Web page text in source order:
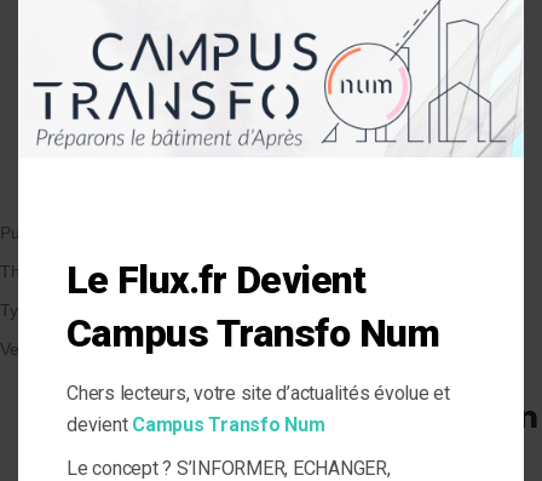
Me prévenir lors d'une réponse à mon
commentaire
Publié le 06/09/2019
Thématique
Types de Bâtiment
Veille et solutions
Le Flux.fr Devient
Campus Transfo Num
Chers lecteurs, votre site d’actualités évolue et
devient Campus Transfo Num
Le concept ? S’INFORMER, ECHANGER,